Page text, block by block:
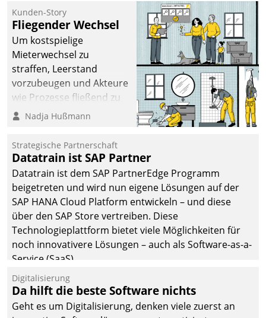
Unternehmen.
Kunden-Story
Fliegender Wechsel
Um kostspielige
Mieterwechsel zu
straffen, Leerstand
vorzubeugen und Akteure
wie Prozesse fließend zu
vernetzen, nutzt die
Jahresbeginn eine
Überblick, Einsicht und
Eingriff bietende Lösung.
Zur Entwicklung setzte
man auf
Cloudtechnologie,
bewährte und Startup-
Partner sowie erstmals
agile Projektmethoden.
Nadja Hußmann
Strategische Partnerschaft
Datatrain ist SAP Partner
Datatrain ist dem SAP PartnerEdge Programm
beigetreten und wird nun eigene Lösungen auf der
SAP HANA Cloud Platform entwickeln – und diese
über den SAP Store vertreiben. Diese
Technologieplattform bietet viele Möglichkeiten für
noch innovativere Lösungen – auch als Software-as-a-
Service (SaaS).
Digitalisierung
Da hilft die beste Software nichts
Geht es um Digitalisierung, denken viele zuerst an